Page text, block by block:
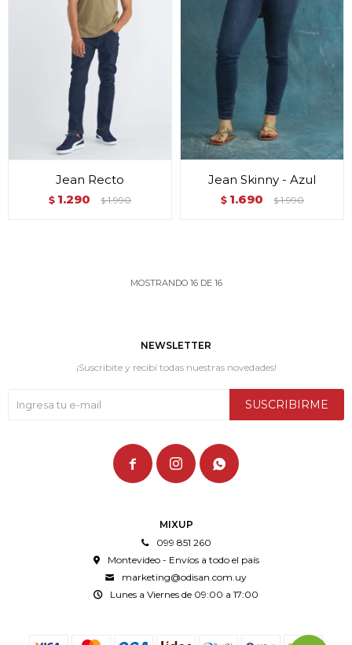
Jean Recto
$ 1.290 $ 1.990
Jean Skinny - Azul
$ 1.690 $ 1.990
MOSTRANDO 16DE 16
MIXUP
099 851 260
Montevideo - Envíos a todo el país
marketing@odisan.com.uy
Lunes a Viernes de 09:00 a 17:00
NEWSLETTER
¡Suscribite y recibí todas nuestras novedades!
SUSCRIBIRME
  